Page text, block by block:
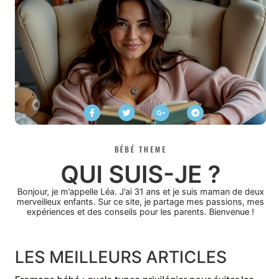
BÉBÉ THEME
QUI SUIS-JE ?
Bonjour, je m’appelle Léa. J’ai 31 ans et je suis maman de deux
merveilleux enfants. Sur ce site, je partage mes passions, mes
expériences et des conseils pour les parents. Bienvenue !
LES MEILLEURS ARTICLES